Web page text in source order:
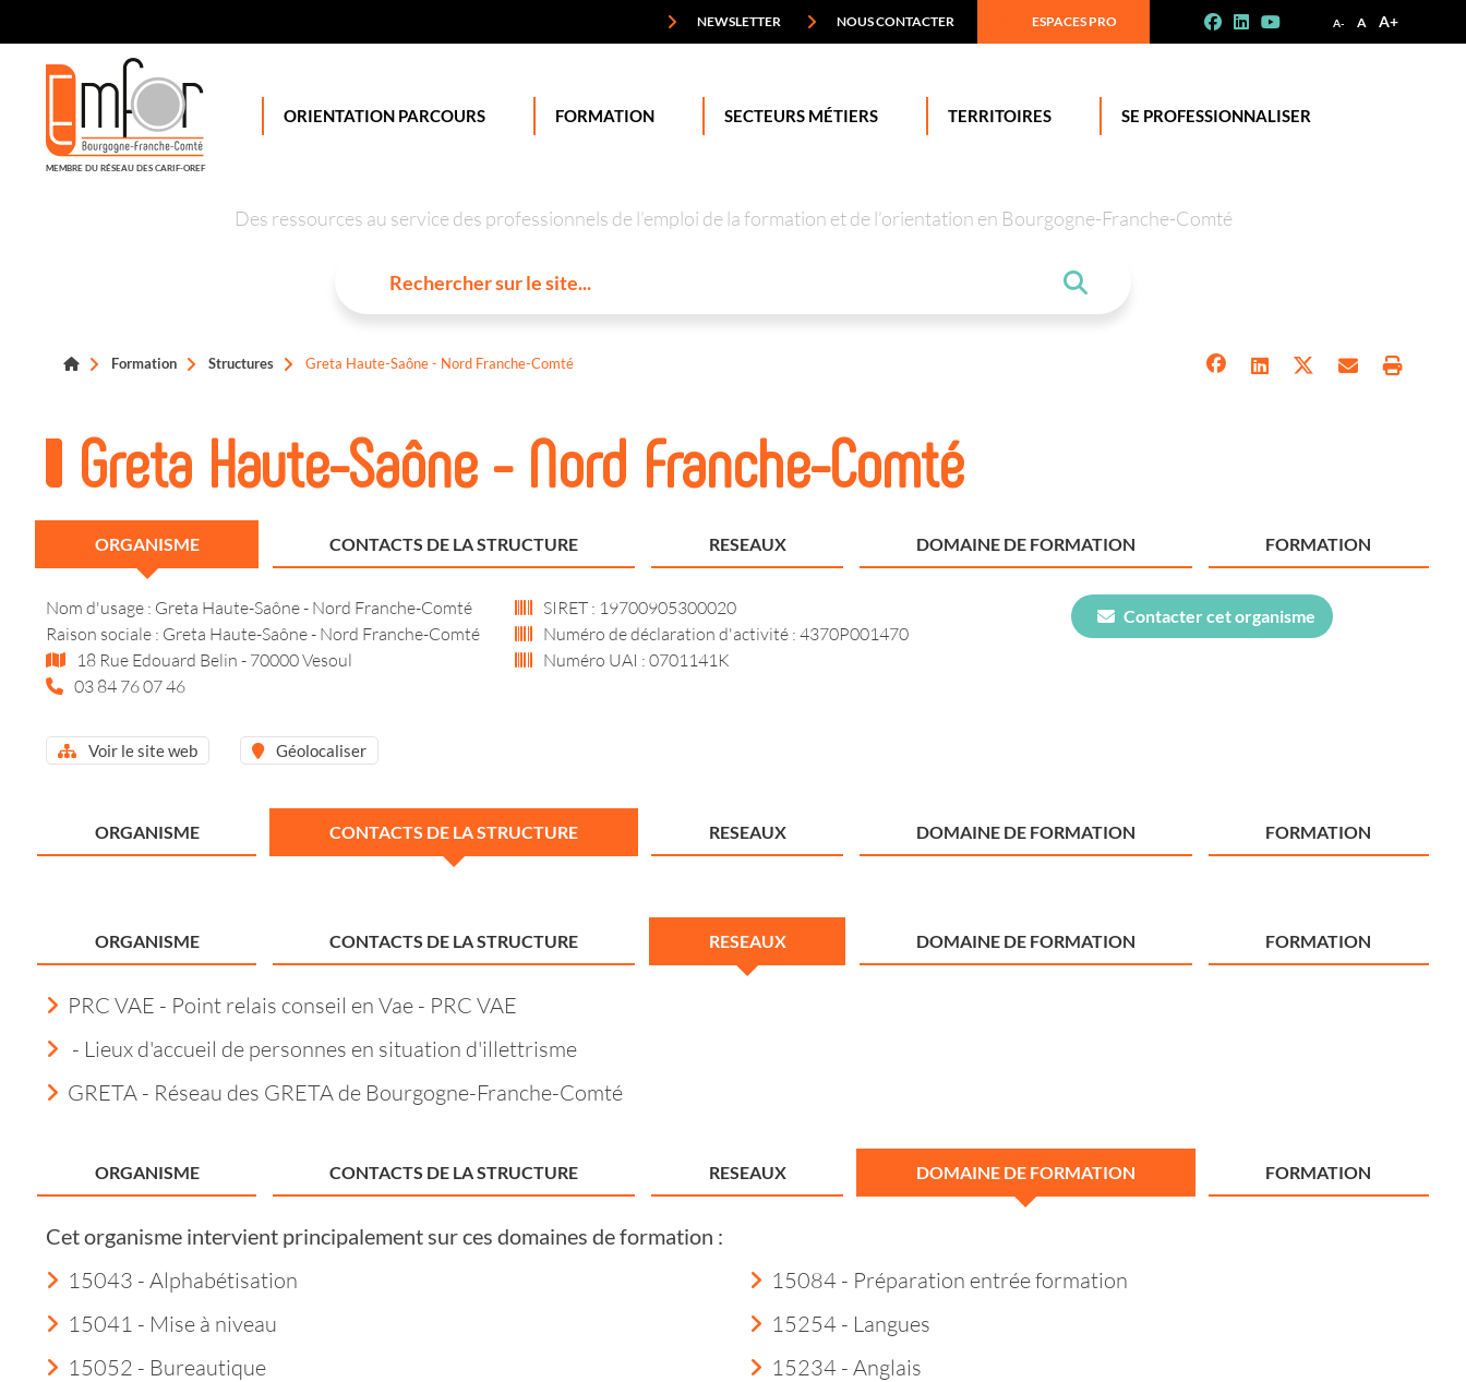
A- A A+
NEWSLETTER NOUS CONTACTER ESPACES PRO
MEMBRE DU RÉSEAU DES CARIF-OREF
ORIENTATION PARCOURS FORMATION SECTEURS MÉTIERS TERRITOIRES SE PROFESSIONNALISER
Des ressources au service des professionnels de l’emploi de la formation et de l’orientation en Bourgogne-Franche-Comté
Formation Structures Greta Haute-Saône - Nord Franche-Comté
Greta Haute-Saône - Nord Franche-Comté
ORGANISME CONTACTS DE LA STRUCTURE RESEAUX DOMAINE DE FORMATION FORMATION
Nom d'usage : Greta Haute-Saône - Nord Franche-Comté
Raison sociale : Greta Haute-Saône - Nord Franche-Comté
18 Rue Edouard Belin - 70000 Vesoul
03 84 76 07 46
SIRET : 19700905300020
Numéro de déclaration d'activité : 4370P001470
Numéro UAI : 0701141K
Voir le site web Géolocaliser
Contacter cet organisme
ORGANISME CONTACTS DE LA STRUCTURE RESEAUX DOMAINE DE FORMATION FORMATION
ORGANISME CONTACTS DE LA STRUCTURE RESEAUX DOMAINE DE FORMATION FORMATION
PRC VAE - Point relais conseil en Vae - PRC VAE
- Lieux d'accueil de personnes en situation d'illettrisme
GRETA - Réseau des GRETA de Bourgogne-Franche-Comté
ORGANISME CONTACTS DE LA STRUCTURE RESEAUX DOMAINE DE FORMATION FORMATION
Cet organisme intervient principalement sur ces domaines de formation :
15043 - Alphabétisation
15041 - Mise à niveau
15052 - Bureautique
15084 - Préparation entrée formation
15254 - Langues
15234 - Anglais